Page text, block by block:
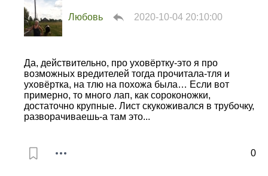
Любовь 2020-10-04 20:10:00
0
Да, действительно, про уховёртку-это я про
возможных вредителей тогда прочитала-тля и
уховёртка, на тлю на похожа была… Если вот
примерно, то много лап, как сороконожки,
достаточно крупные. Лист скукоживался в трубочку,
разворачиваешь-а там это...